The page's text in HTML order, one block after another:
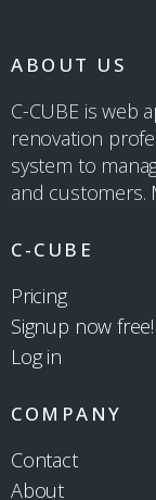
ABOUT US
C-CUBE is web
renovation
system to
and customers.
C-CUBE
Pricing
Signup now free!
Log in
COMPANY
Contact
About